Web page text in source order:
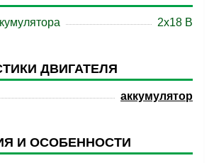
2х18 В
ДВИГАТЕЛЯ
аккумулятор
И ОСОБЕННОСТИ